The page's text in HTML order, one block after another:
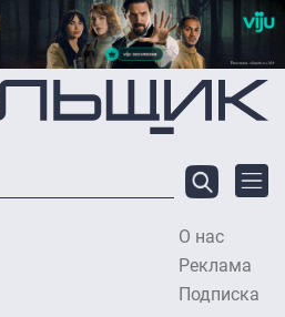
О нас
Реклама
Подписка